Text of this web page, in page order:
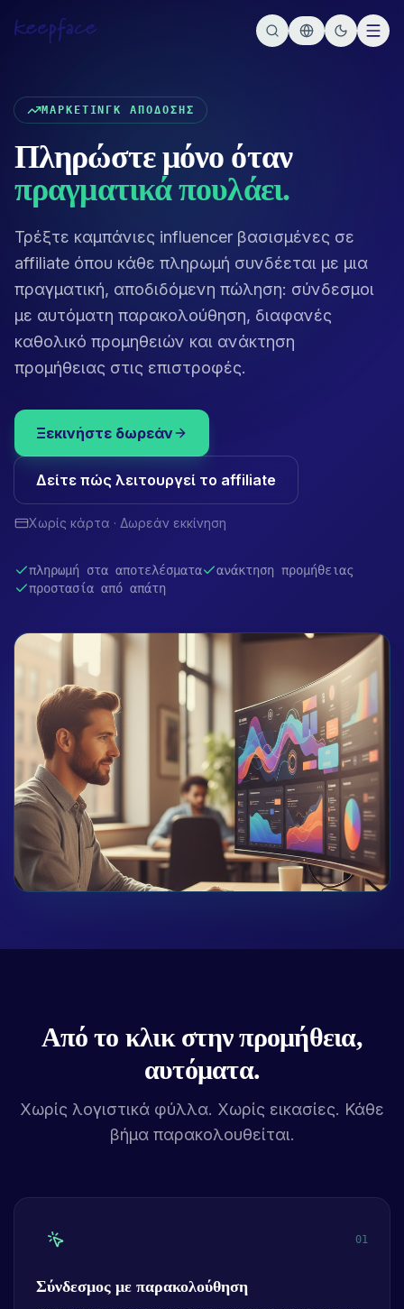
ΜΆΡΚΕΤΙΝΓΚ ΑΠΌΔΟΣΗΣ
Πληρώστε μόνο όταν
πραγματικά πουλάει.
Τρέξτε καμπάνιες influencer βασισμένες σε
affiliate όπου κάθε πληρωμή συνδέεται με μια
πραγματική, αποδιδόμενη πώληση: σύνδεσμοι
με αυτόματη παρακολούθηση, διαφανές
καθολικό προμηθειών και ανάκτηση
προμήθειας στις επιστροφές.
Ξεκινήστε δωρεάν
Δείτε πώς λειτουργεί το affiliate
Χωρίς κάρτα · Δωρεάν εκκίνηση
πληρωμή στα αποτελέσματα
ανάκτηση προμήθειας
προστασία από απάτη
Από το κλικ στην προμήθεια,
αυτόματα.
Χωρίς λογιστικά φύλλα. Χωρίς εικασίες. Κάθε
βήμα παρακολουθείται.
01
Σύνδεσμος με παρακολούθηση